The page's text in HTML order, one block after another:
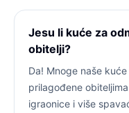
Jesu li kuće za
obitelji?
Da! Mnoge naše
prilagođene
igraonice i više